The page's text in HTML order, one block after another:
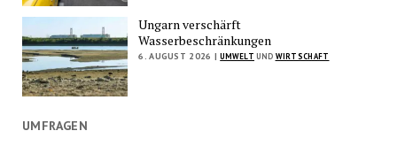
Ungarn verschärft
Wasserbeschränkungen
6. AUGUST 2026 | UMWELT UND WIRTSCHAFT
UMFRAGEN